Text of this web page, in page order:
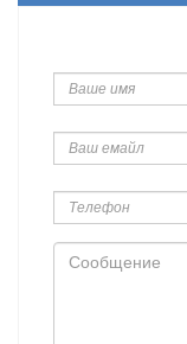
имя
емайл
Сообщение